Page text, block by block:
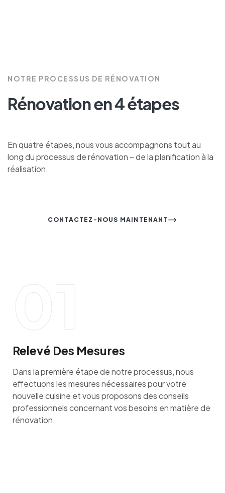
NOTRE PROCESSUS DE RÉNOVATION
Rénovation en 4 étapes
En quatre étapes, nous vous accompagnons tout au
long du processus de rénovation – de la planification à la
réalisation.
CONTACTEZ-NOUS MAINTENANT
01
Relevé Des Mesures
Dans la première étape de notre processus, nous
effectuons les mesures nécessaires pour votre
nouvelle cuisine et vous proposons des conseils
professionnels concernant vos besoins en matière de
rénovation.